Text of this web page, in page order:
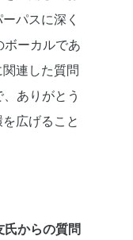
パスに深く
ボーカルであ
連した質問
ありがとう
広げること
からの質問